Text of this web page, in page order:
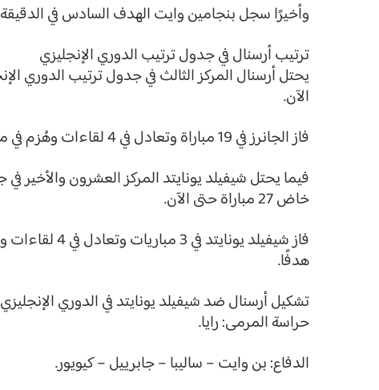
وأخيرًا سجل بنجامين وايت الهدف السادس في الدقيقة 58 من زمن المباراة.
ترتيب أرسنال في جدول ترتيب الدوري الإنجليزي
الآن.
فاز الجانرز في 19 مباراة وتعادل في 4 لقاءات وهُزم في مثلهم، فيما سجل 68 هدفًا واستقبل 23 هدفًا.
خاض 27 مباراة حتى الآن.
هدفًا.
تشكيل أرسنال ضد شيفيلد يونايتد في الدوري الإنجليزي
حراسة المرمى: رايا.
الدفاع: بن وايت – ساليبا – جابرييل – كيويور.